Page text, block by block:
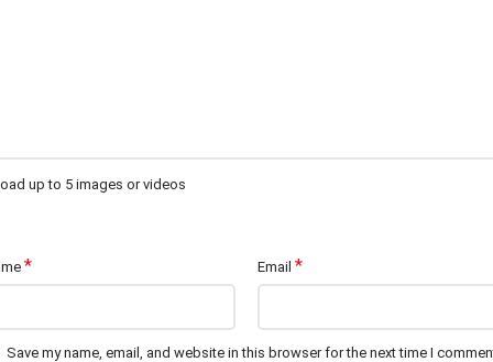
up to 5 images or videos
* Email *
Save my name, email, and website in this browser for the next time I